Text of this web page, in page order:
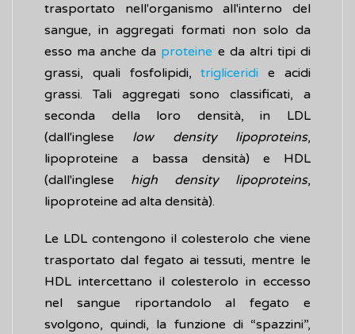
trasportato nell'organismo all'interno del
sangue, in aggregati formati non solo da
esso ma anche da proteine e da altri tipi di
grassi, quali fosfolipidi,trigliceridie acidi
grassi. Tali aggregati sono classificati, a
seconda della loro densità, in LDL
(dall'inglese low density lipoproteins,
lipoproteine a bassa densità) e HDL
(dall'inglese high density lipoproteins,
lipoproteine ad alta densità).
Le LDL contengono il colesterolo che viene
trasportato dal fegato ai tessuti, mentre le
HDL intercettano il colesterolo in eccesso
nel sangue riportandolo al fegato e
svolgono, quindi, la funzione di “spazzini”,